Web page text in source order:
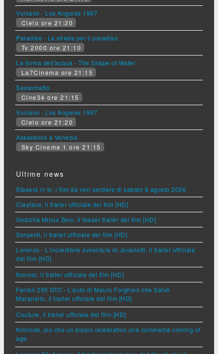
Vulcano - Los Angeles 1997
Cielo ore 21:20
Paradise - La strada per il paradiso
Tv 2000 ore 21:10
La forma dell'acqua - The Shape of Water
La7Cinema ore 21:15
Sessomatto
Cine34 ore 21:15
Vulcano - Los Angeles 1997
Cielo ore 21:20
Assassinio a Venezia
Sky Cinema 1 ore 21:15
Ultime news
Stasera in tv: i film da non perdere di sabato 8 agosto 2026
Clayface, il trailer ufficiale del film [HD]
Godzilla Minus Zero, il teaser trailer del film [HD]
Serpenti, il trailer ufficiale del film [HD]
Lorenzo - L'incredibile avventura di Jovanotti, il trailer ufficiale
del film [HD]
Normal, il trailer ufficiale del film [HD]
Ferrari 250 GTO - L'auto di Mauro Forghieri che Salvò
Maranello, il trailer ufficiale del film [HD]
Couture, il trailer ufficiale del film [HD]
Nimrods, più che un biopic celebrativo una commedia coming of
age